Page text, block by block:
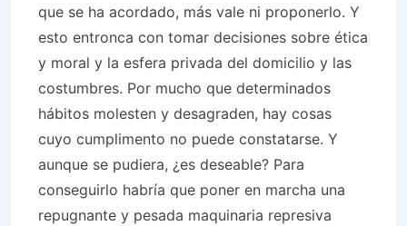
que se ha acordado, más vale ni proponerlo. Y
esto entronca con tomar decisiones sobre ética
y moral y la esfera privada del domicilio y las
costumbres. Por mucho que determinados
hábitos molesten y desagraden, hay cosas
cuyo cumplimento no puede constatarse. Y
aunque se pudiera, ¿es deseable? Para
conseguirlo habría que poner en marcha una
repugnante y pesada maquinaria represiva